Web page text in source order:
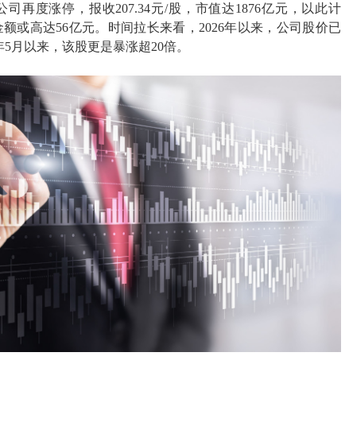
司再度涨停，报收207.34元/股，市值达1876亿元，以此计
或高达56亿元。时间拉长来看，2026年以来，公司股价已
月以来，该股更是暴涨超20倍。